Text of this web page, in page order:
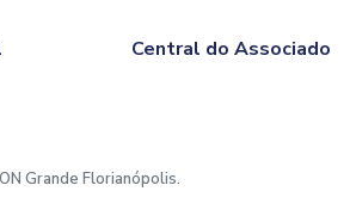
Central do Associado
Grande Florianópolis.